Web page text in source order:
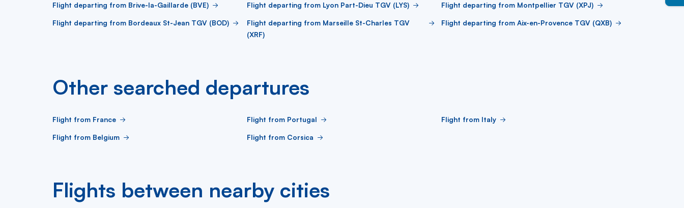
Flight departing from Brive-la-Gaillarde (BVE) Flight departing from Lyon Part-Dieu TGV (LYS) Flight departing from Montpellier TGV (XPJ)
Flight departing from Bordeaux St-Jean TGV (BOD)
Flight departing from Marseille St-Charles TGV
(XRF)
Flight departing from Aix-en-Provence TGV (QXB)
Other searched departures
Flight from France Flight from Portugal Flight from Italy
Flight from Belgium Flight from Corsica
Flights between nearby cities